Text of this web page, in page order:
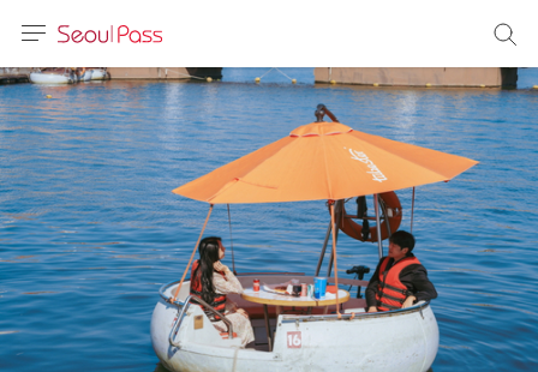
体)
文 (台灣)